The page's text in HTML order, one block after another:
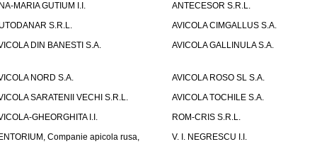
MARIA GUTIUM I.I.
ANTECESOR S.R.L.
S.R.L.
AVICOLA CIMGALLUS S.A.
DIN BANESTI S.A.
AVICOLA GALLINULA S.A.
NORD S.A.
AVICOLA ROSO SL S.A.
SARATENII VECHI S.R.L.
AVICOLA TOCHILE S.A.
GHEORGHITA I.I.
ROM-CRIS S.R.L.
Companie apicola rusa,
V. I. NEGRESCU I.I.